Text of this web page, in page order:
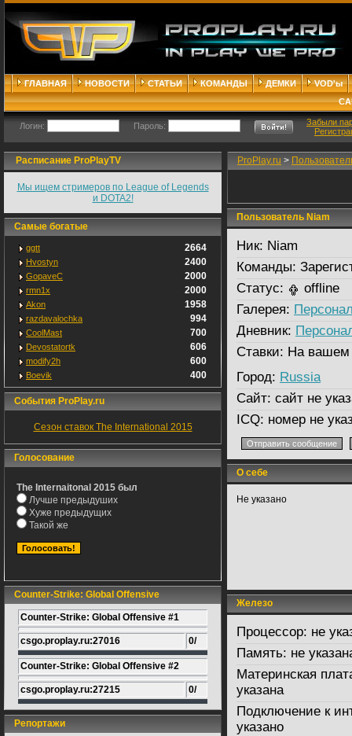
ГЛАВНАЯ НОВОСТИ СТАТЬИ КОМАНДЫ ДЕМКИ
VOD'ы
Логин: Пароль:
Забыли
Расписание ProPlayTV
Мы ищем стримеров по League of Legends
и DOTA2!
Самые богатые
ggtt 2664
Hvostyn 2400
GopaveC 2000
rmn1x 2000
Akon 1958
razdavalochka 994
CoolMast 700
Devostatortk 606
modify2h 600
Boevik 400
События ProPlay.ru
Сезон ставок The International 2015
Голосование
The Internaitonal 2015 был
Лучше предыдуших
Хуже предыдущих
Такой же
Counter-Strike: Global Offensive
Counter-Strike: Global Offensive #1
csgo.proplay.ru:27016 0/
Counter-Strike: Global Offensive #2
csgo.proplay.ru:27215 0/
Репортажи
ProPlay.ru >
Пользователь Niam
Ник: Niam
Команды:
Статус:
offline
Галерея:
Дневник:
Ставки: На вашем
Город: Russia
Сайт: сайт не
ICQ: номер не
О себе
Не указано
Железо
Процессор: не
Память: не
Материнская
указана
Подключение к
указано